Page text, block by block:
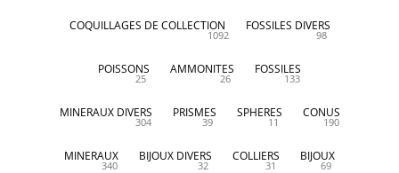
COQUILLAGES DE COLLECTION
1092
FOSSILES DIVERS
98
POISSONS
25
AMMONITES
26
FOSSILES
133
MINERAUX DIVERS
304
PRISMES
39
SPHERES
11
CONUS
190
MINERAUX
340
BIJOUX DIVERS
32
COLLIERS
31
BIJOUX
69